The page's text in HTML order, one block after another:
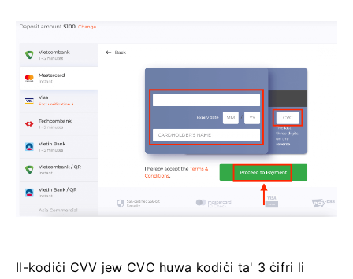
Il-kodiċi CVV jew СVС huwa kodiċi ta' 3 ċifri li